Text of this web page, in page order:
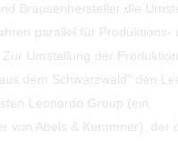
Brausenhersteller die
parallel für Produktions-
Umstellung der
dem Schwarzwald” den
Leonardo Group (ein
von Abels & Kemmner), der